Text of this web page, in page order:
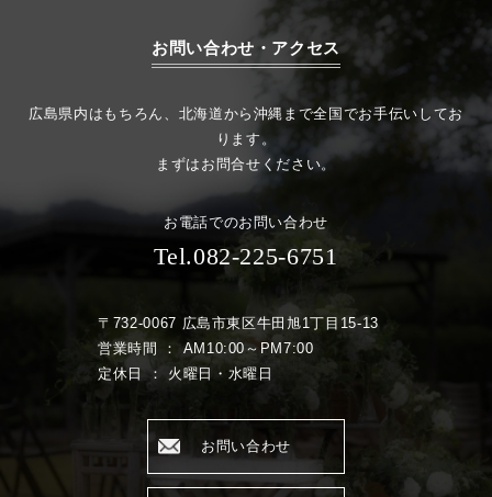
お問い合わせ・アクセス
広島県内はもちろん、北海道から沖縄まで全国でお手伝いしてお
ります。
まずはお問合せください。
お電話でのお問い合わせ
Tel.082-225-6751
〒732-0067 広島市東区牛田旭1丁目15-13
営業時間 ： AM10:00～PM7:00
定休日 ： 火曜日・水曜日
お問い合わせ